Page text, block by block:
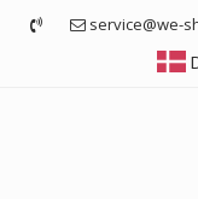
service@we-